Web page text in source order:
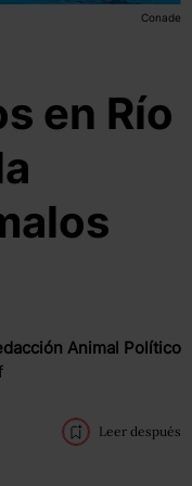
Conade
en Río
Animal Político
Leer después